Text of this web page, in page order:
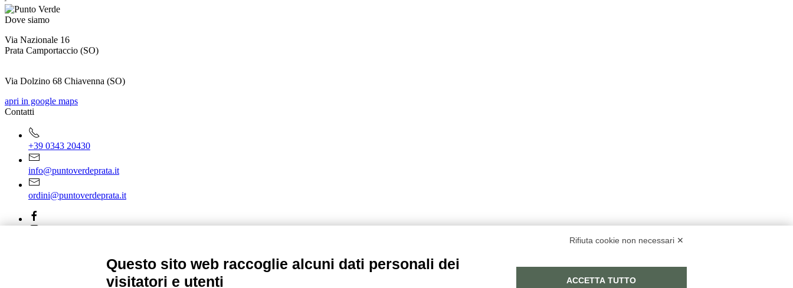
Dove siamo
Via Nazionale 16
Prata Camportaccio (SO)
Via Dolzino 68 Chiavenna (SO)
apri in google maps
Contatti
+39 0343 20430
info@puntoverdeprata.it
ordini@puntoverdeprata.it
8:30-12:15 | 14:45-19:00
Rifiuta cookie non necessari ✕
Questo sito web raccoglie alcuni dati personali dei
visitatori e utenti
ACCETTA TUTTO